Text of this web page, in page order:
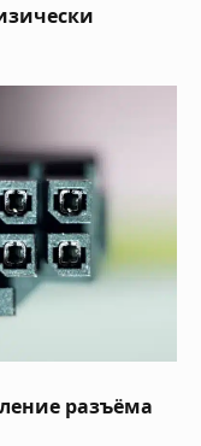
разъёма